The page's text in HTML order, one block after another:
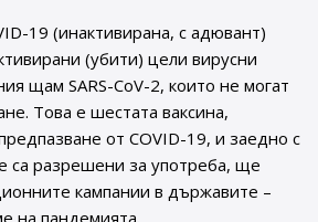
19 (инактивирана, с адювант)
(убити) цели вирусни
щам SARS-CoV-2, които не могат
Това е шестата ваксина,
от COVID-19, и заедно с
са разрешени за употреба, ще
кампании в държавите –
на пандемията.